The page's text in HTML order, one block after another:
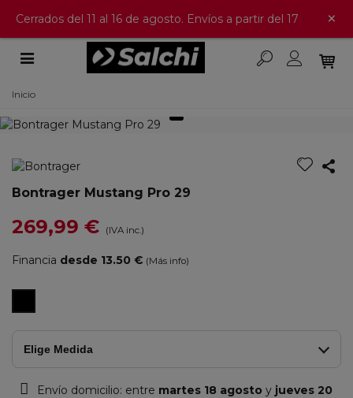
Cerrados del 11 al 16 de agosto. Envíos a partir del 17 ×
Inicio
Bontrager Mustang Pro 29
269,99 € (IVA inc.)
Financia desde 13.50 € (Más info)
Elige Medida
Envío domicilio: entre martes 18 agosto y jueves 20